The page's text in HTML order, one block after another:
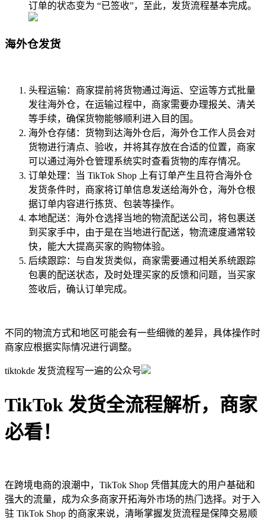
订单的状态变为 “已签收”，至此，发货流程基本完成。
海外仓发货
头程运输：商家提前将货物通过海运、空运等方式批量
发往海外仓，在运输过程中，商家需要办理报关、清关
等手续，确保货物能够顺利进入目的国。
海外仓存储：货物到达海外仓后，海外仓工作人员会对
货物进行清点、验收，并将其存放在合适的位置，商家
可以通过海外仓管理系统实时查看货物的库存情况。
订单处理：当 TikTok Shop 上有订单产生且符合海外仓
发货条件时，商家将订单信息发送给海外仓，海外仓根
据订单内容进行拣货、包装等操作。
本地配送：海外仓选择当地的物流配送公司，将包裹送
到买家手中，由于是在当地进行配送，物流速度通常较
快，能大大提高买家的购物体验。
后续跟踪：与自发货类似，商家需要通过相关系统跟踪
包裹的配送状态，及时处理买家的反馈和问题，当买家
签收后，确认订单完成。
不同的物流方式和地区可能会有一些细微的差异，具体操作时
商家应根据实际情况进行调整。
tiktokde 发货流程写一遍的公众号
TikTok 发货全流程解析，商家
必看！
在跨境电商的浪潮中，TikTok Shop 凭借其庞大的用户基础和
强大的流量，成为众多商家开拓海外市场的热门选择。对于入
驻 TikTok Shop 的商家来说，清晰掌握发货流程是保障交易顺